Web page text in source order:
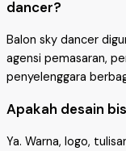
dancer?
Balon sky dancer
agensi pemasaran,
penyelenggara
Apakah desain
Ya. Warna, logo,